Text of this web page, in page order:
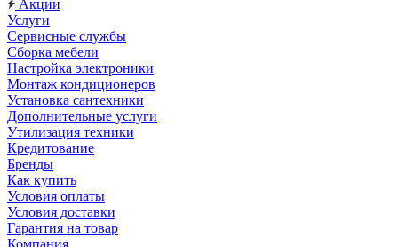
Акции
Услуги
Сервисные службы
Сборка мебели
Настройка электроники
Монтаж кондиционеров
Установка сантехники
Дополнительные услуги
Утилизация техники
Кредитование
Бренды
Как купить
Условия оплаты
Условия доставки
Гарантия на товар
Компания